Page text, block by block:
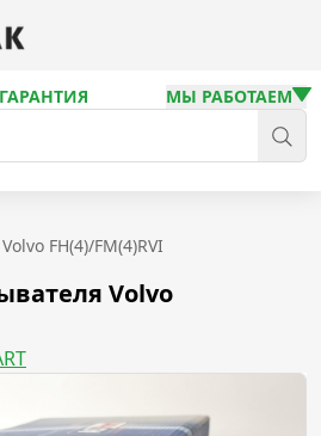
ГАРАНТИЯ МЫ РАБОТАЕМ
FH(4)/FM(4)RVI
Volvo